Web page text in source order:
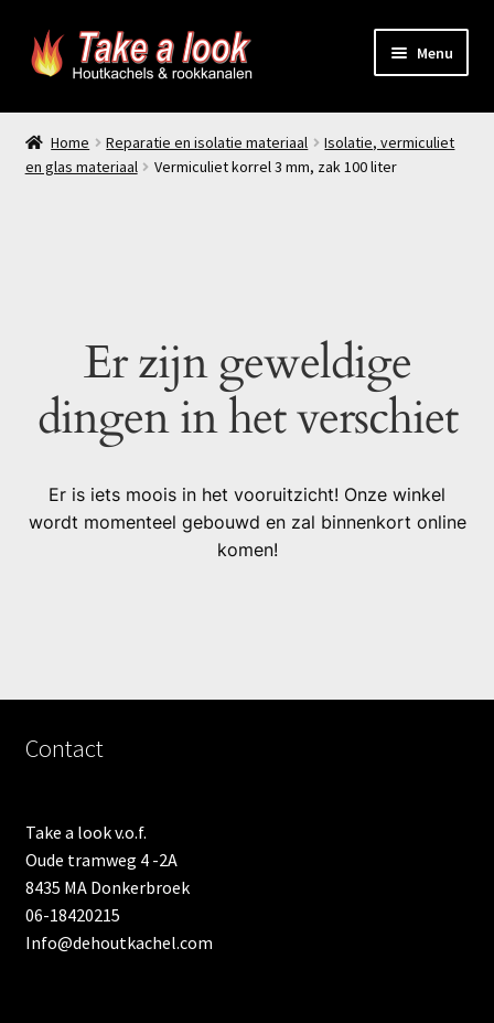
Ga
door
Ga
naar
Menu
Home
Prijsindicatie rookkanaal
Producten
Home Reparatie en isolatie materiaal
Isolatie, vermiculiet
en glas materiaal
Vermiculiet korrel 3 mm, zak 100 liter
Er zijn geweldige
dingen in het verschiet
Er is iets moois in het vooruitzicht! Onze winkel
wordt momenteel gebouwd en zal binnenkort online
komen!
Contact
Take a look v.o.f.
Oude tramweg 4 -2A
8435 MA Donkerbroek
06-18420215
Info@dehoutkachel.com